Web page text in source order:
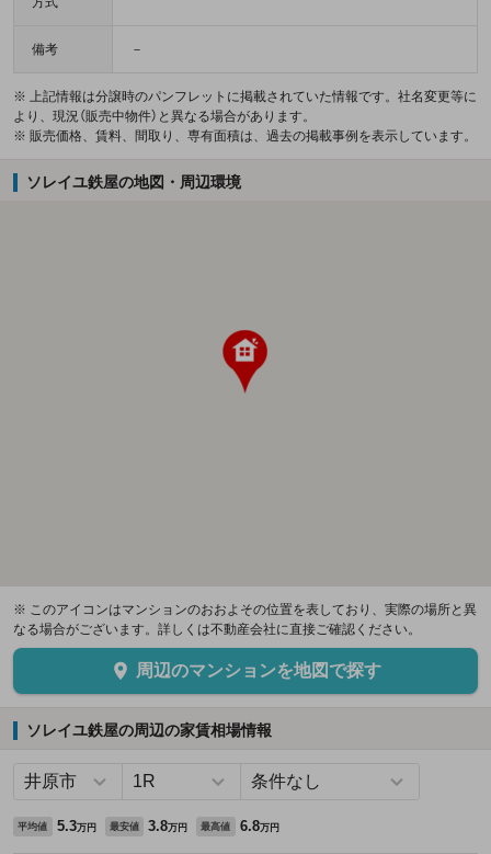
備考 －
※ 上記情報は分譲時のパンフレットに掲載されていた情報です。社名変更等に
より、現況（販売中物件）と異なる場合があります。
※ 販売価格、賃料、間取り、専有面積は、過去の掲載事例を表示しています。
ソレイユ鉄屋の地図・周辺環境
※ このアイコンはマンションのおおよその位置を表しており、実際の場所と異
なる場合がございます。詳しくは不動産会社に直接ご確認ください。
周辺のマンションを地図で探す
ソレイユ鉄屋の周辺の家賃相場情報
平均値 5.3万円 最安値 3.8万円 最高値 6.8万円